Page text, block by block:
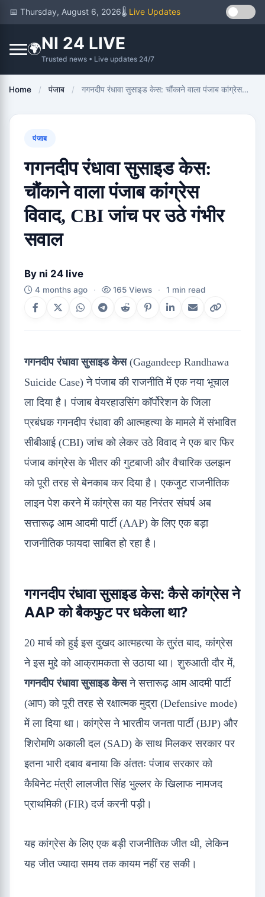
📅 Thursday, August 6, 2026🌡️ Live Updates
🌍NI 24 LIVE
Trusted news • Live updates 24/7
Home / पंजाब / गगनदीप रंधावा सुसाइड केस: चौंकाने वाला पंजाब कांग्रेस…
पंजाब
गगनदीप रंधावा सुसाइड केस:
चौंकाने वाला पंजाब कांग्रेस
विवाद, CBI जांच पर उठे गंभीर
सवाल
By ni 24 live
4 months ago · 165 Views · 1 min read
गगनदीप रंधावा सुसाइड केस(Gagandeep Randhawa
Suicide Case) ने पंजाब की राजनीति में एक नया भूचाल
ला दिया है। पंजाब वेयरहाउसिंग कॉर्पोरेशन के जिला
प्रबंधक गगनदीप रंधावा की आत्महत्या के मामले में संभावित
सीबीआई (CBI) जांच को लेकर उठे विवाद ने एक बार फिर
पंजाब कांग्रेस के भीतर की गुटबाजी और वैचारिक उलझन
को पूरी तरह से बेनकाब कर दिया है। एकजुट राजनीतिक
लाइन पेश करने में कांग्रेस का यह निरंतर संघर्ष अब
सत्तारूढ़ आम आदमी पार्टी (AAP) के लिए एक बड़ा
राजनीतिक फायदा साबित हो रहा है।
गगनदीप रंधावा सुसाइड केस: कैसे कांग्रेस ने
AAP को बैकफुट पर धकेला था?
20 मार्च को हुई इस दुखद आत्महत्या के तुरंत बाद, कांग्रेस
ने इस मुद्दे को आक्रामकता से उठाया था। शुरुआती दौर में,
गगनदीप रंधावा सुसाइड केसने सत्तारूढ़ आम आदमी पार्टी
(आप) को पूरी तरह से रक्षात्मक मुद्रा (Defensive mode)
में ला दिया था। कांग्रेस ने भारतीय जनता पार्टी (BJP) और
शिरोमणि अकाली दल (SAD) के साथ मिलकर सरकार पर
इतना भारी दबाव बनाया कि अंततः पंजाब सरकार को
कैबिनेट मंत्री लालजीत सिंह भुल्लर के खिलाफ नामजद
प्राथमिकी (FIR) दर्ज करनी पड़ी।
यह कांग्रेस के लिए एक बड़ी राजनीतिक जीत थी, लेकिन
यह जीत ज्यादा समय तक कायम नहीं रह सकी।